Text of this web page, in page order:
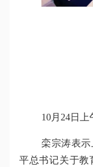
10月24日上
栾宗涛表
平总书记关于教